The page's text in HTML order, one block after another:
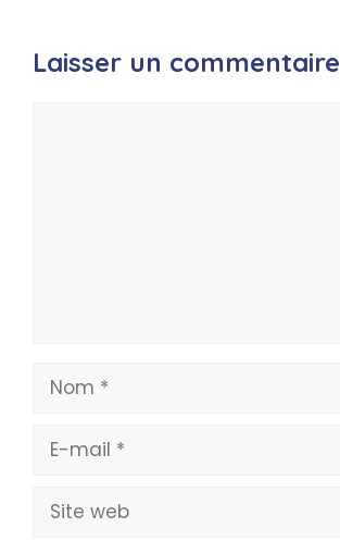
Laisser un commentaire
Nom
mail
Site
web